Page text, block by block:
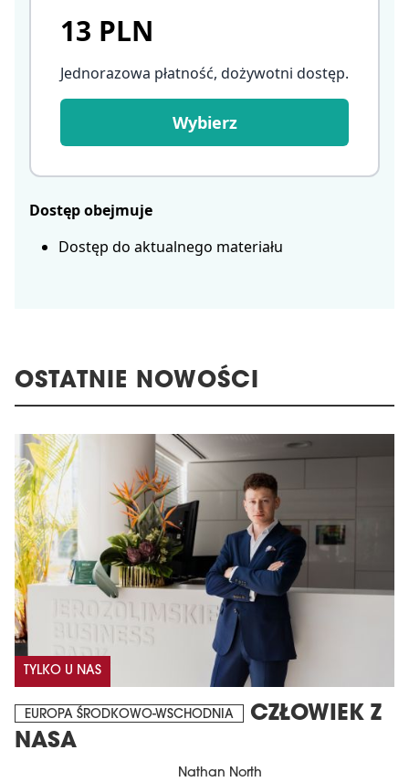
13 PLN
Jednorazowa płatność, dożywotni dostęp.
Wybierz
Dostęp obejmuje
Dostęp do aktualnego materiału
OSTATNIE NOWOŚCI
TYLKO U NAS
EUROPA ŚRODKOWO-WSCHODNIA
CZŁOWIEK Z
NASA
Nathan North